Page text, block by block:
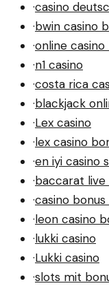
·casino
·bwin casino
·online casino
·n1 casino
·costa rica
·blackjack
·Lex casino
·lex casino
·en iyi casino
·baccarat live
·casino
·leon casino
·lukki casino
·Lukki casino
·slots mit